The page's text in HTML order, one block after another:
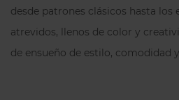
moderno, perfecto para
de piel.
desde patrones clásicos hasta los
atrevidos, llenos de color y
de ensueño de estilo, comodidad